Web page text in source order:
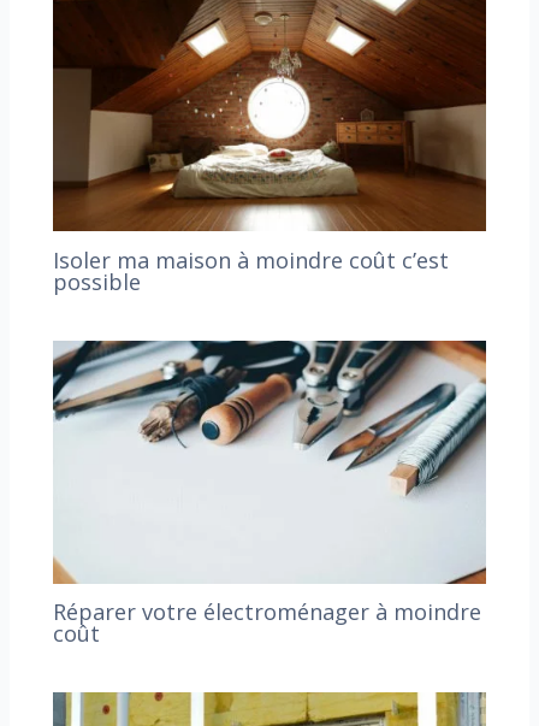
Isoler ma maison à moindre coût c’est
possible
Réparer votre électroménager à moindre
coût